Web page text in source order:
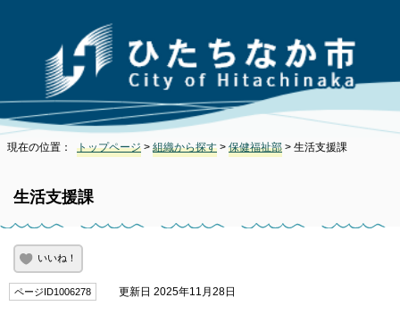
現在の位置： トップページ > 組織から探す > 保健福祉部 > 生活支援課
生活支援課
いいね！
ページID1006278 更新日 2025年11月28日